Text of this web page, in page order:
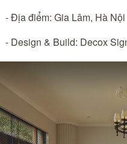
- Địa điểm: Gia Lâm, Hà Nội
- Design & Build: Decox